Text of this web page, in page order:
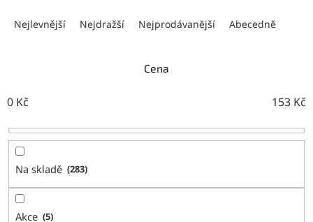
p
o
d
t
Nejlevnější Nejdražší Nejprodávanější Abecedně
Cena
0 Kč 153 Kč
Na skladě 283
Akce 5